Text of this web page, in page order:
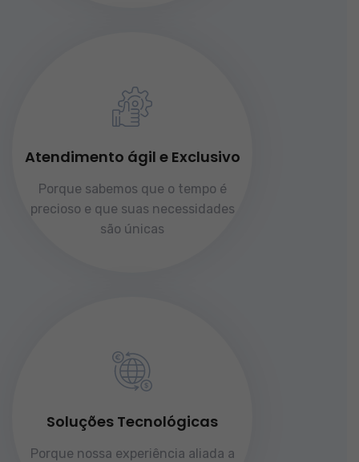
Atendimento ágil e Exclusivo
Porque sabemos que o tempo é
precioso e que suas necessidades
são únicas
Soluções Tecnológicas
Porque nossa experiência aliada a